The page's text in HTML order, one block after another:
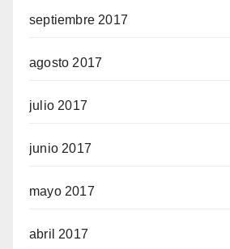
septiembre 2017
agosto 2017
julio 2017
junio 2017
mayo 2017
abril 2017